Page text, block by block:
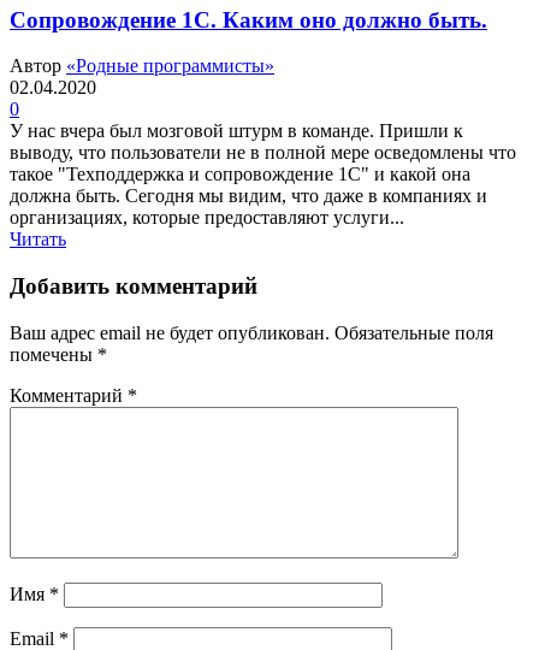
Сопровождение 1С. Каким оно должно быть.
Автор «Родные программисты»
02.04.2020
0
У нас вчера был мозговой штурм в команде. Пришли к
выводу, что пользователи не в полной мере осведомлены что
такое "Техподдержка и сопровождение 1С" и какой она
должна быть. Сегодня мы видим, что даже в компаниях и
организациях, которые предоставляют услуги...
Читать
Добавить комментарий
Ваш адрес email не будет опубликован. Обязательные поля
помечены *
Комментарий *
Имя *
Email *